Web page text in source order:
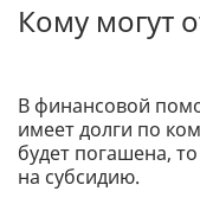
Кому могут
В финансовой
имеет долги по
будет погашена,
на субсидию.